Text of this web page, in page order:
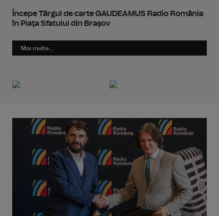
Începe Târgul de carte GAUDEAMUS Radio România
în Piaţa Sfatului din Braşov
Mai multe...